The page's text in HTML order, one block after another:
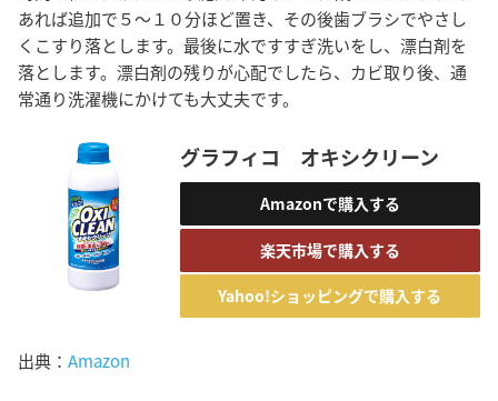
あれば追加で５～１０分ほど置き、その後歯ブラシでやさし
くこすり落とします。最後に水ですすぎ洗いをし、漂白剤を
落とします。漂白剤の残りが心配でしたら、カビ取り後、通
常通り洗濯機にかけても大丈夫です。
グラフィコ オキシクリーン
Amazonで購入する
楽天市場で購入する
Yahoo!ショッピングで購入する
出典： Amazon